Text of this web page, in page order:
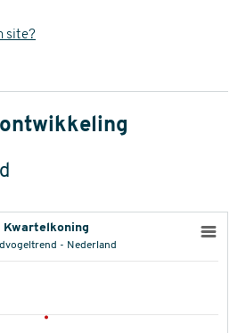
site?
Kwartelkoning
- Nederland